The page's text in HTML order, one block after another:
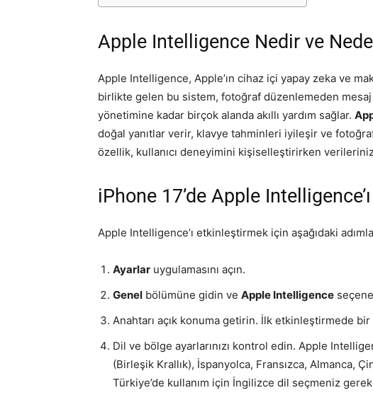
Apple Intelligence Nedir ve
Apple Intelligence, Apple’ın cihaz içi yapay zeka ve
birlikte gelen bu sistem, fotoğraf düzenlemeden
yönetimine kadar birçok alanda akıllı yardım sağlar.
doğal yanıtlar verir, klavye tahminleri iyileşir ve
özellik, kullanıcı deneyimini kişiselleştirirken
iPhone 17’de Apple
Apple Intelligence’ı etkinleştirmek için aşağıdaki
Ayarlar uygulamasını açın.
Genel bölümüne gidin ve Apple Intelligence
Anahtarı açık konuma getirin. İlk etkinleştirmede
Dil ve bölge ayarlarınızı kontrol edin. Apple
(Birleşik Krallık), İspanyolca, Fransızca, Almanca,
Türkiye’de kullanım için İngilizce dil seçmeniz